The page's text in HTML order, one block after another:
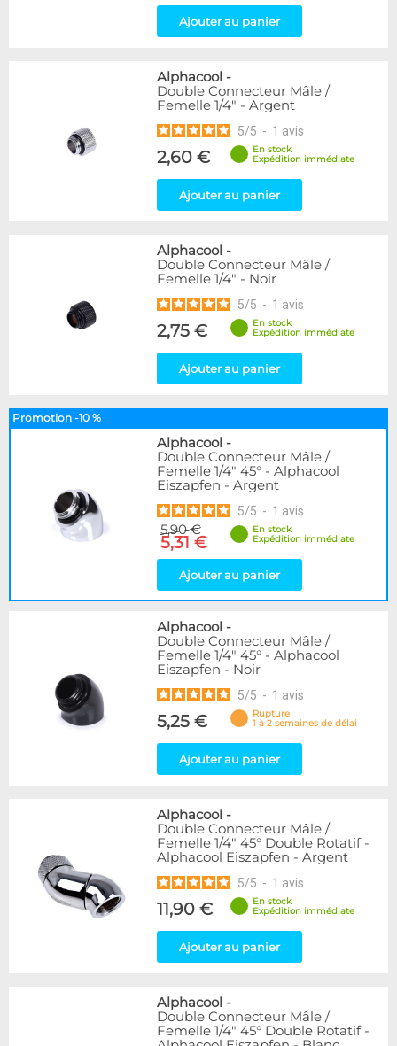
Ajouter au panier
Alphacool -
Double Connecteur Mâle /
Femelle 1/4" - Argent
5/5 - 1 avis
2,60 €
En stock
Expédition immédiate
Ajouter au panier
Alphacool -
Double Connecteur Mâle /
Femelle 1/4" - Noir
5/5 - 1 avis
2,75 €
En stock
Expédition immédiate
Ajouter au panier
Promotion -10 %
Alphacool -
Double Connecteur Mâle /
Femelle 1/4" 45° - Alphacool
Eiszapfen - Argent
5/5 - 1 avis
5,90 €
5,31 €
En stock
Expédition immédiate
Ajouter au panier
Alphacool -
Double Connecteur Mâle /
Femelle 1/4" 45° - Alphacool
Eiszapfen - Noir
5/5 - 1 avis
5,25 €
Rupture
1 à 2 semaines de délai
Ajouter au panier
Alphacool -
Double Connecteur Mâle /
Femelle 1/4" 45° Double Rotatif -
Alphacool Eiszapfen - Argent
5/5 - 1 avis
11,90 €
En stock
Expédition immédiate
Ajouter au panier
Alphacool -
Double Connecteur Mâle /
Femelle 1/4" 45° Double Rotatif -